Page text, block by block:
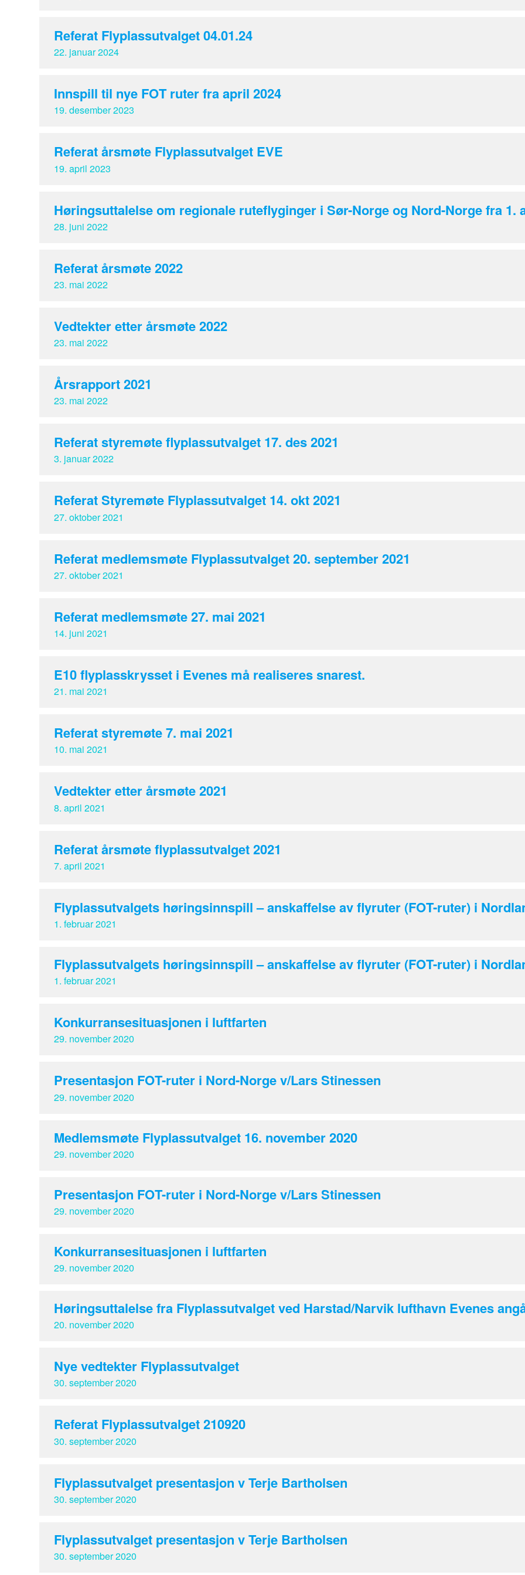
Referat Flyplassutvalget 04.01.24
22. januar 2024
Innspill til nye FOT ruter fra april 2024
19. desember 2023
Referat årsmøte Flyplassutvalget EVE
19. april 2023
Høringsuttalelse om regionale ruteflyginger i Sør-Norge og Nord-Norge fra 1.
28. juni 2022
Referat årsmøte 2022
23. mai 2022
Vedtekter etter årsmøte 2022
23. mai 2022
Årsrapport 2021
23. mai 2022
Referat styremøte flyplassutvalget 17. des 2021
3. januar 2022
Referat Styremøte Flyplassutvalget 14. okt 2021
27. oktober 2021
Referat medlemsmøte Flyplassutvalget 20. september 2021
27. oktober 2021
Referat medlemsmøte 27. mai 2021
14. juni 2021
E10 flyplasskrysset i Evenes må realiseres snarest.
21. mai 2021
Referat styremøte 7. mai 2021
10. mai 2021
Vedtekter etter årsmøte 2021
8. april 2021
Referat årsmøte flyplassutvalget 2021
7. april 2021
Flyplassutvalgets høringsinnspill – anskaffelse av flyruter (FOT-ruter) i
1. februar 2021
Flyplassutvalgets høringsinnspill – anskaffelse av flyruter (FOT-ruter) i
1. februar 2021
Konkurransesituasjonen i luftfarten
29. november 2020
Presentasjon FOT-ruter i Nord-Norge v/Lars Stinessen
29. november 2020
Medlemsmøte Flyplassutvalget 16. november 2020
29. november 2020
Presentasjon FOT-ruter i Nord-Norge v/Lars Stinessen
29. november 2020
Konkurransesituasjonen i luftfarten
29. november 2020
Høringsuttalelse fra Flyplassutvalget ved Harstad/Narvik lufthavn Evenes
20. november 2020
Nye vedtekter Flyplassutvalget
30. september 2020
Referat Flyplassutvalget 210920
30. september 2020
Flyplassutvalget presentasjon v Terje Bartholsen
30. september 2020
Flyplassutvalget presentasjon v Terje Bartholsen
30. september 2020